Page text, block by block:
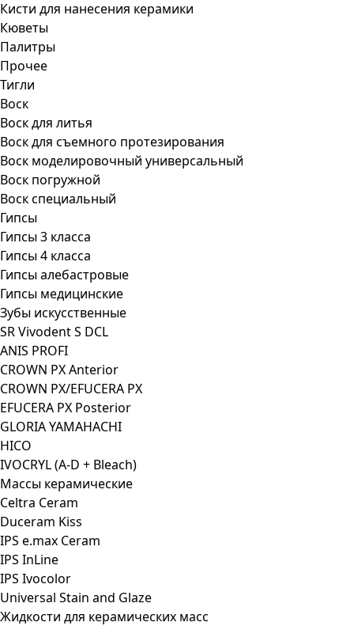
Кисти для нанесения керамики
Кюветы
Палитры
Прочее
Тигли
Воск
Воск для литья
Воск для съемного протезирования
Воск моделировочный универсальный
Воск погружной
Воск специальный
Гипсы
Гипсы 3 класса
Гипсы 4 класса
Гипсы алебастровые
Гипсы медицинские
Зубы искусственные
SR Vivodent S DCL
ANIS PROFI
CROWN PX Anterior
CROWN PX/EFUCERA PX
EFUCERA PX Posterior
GLORIA YAMAHACHI
HICO
IVOCRYL (A-D + Bleach)
Массы керамические
Celtra Ceram
Duceram Kiss
IPS e.max Ceram
IPS InLine
IPS Ivocolor
Universal Stain and Glaze
Жидкости для керамических масс